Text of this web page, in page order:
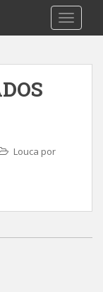
Louca por